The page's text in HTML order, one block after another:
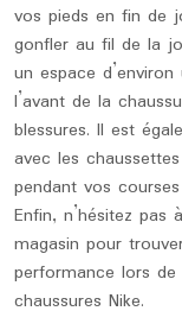
vos pieds en fin de
gonfler au fil de la
un espace
l’avant de la
blessures. Il est
avec les
pendant vos
Enfin, n’hésitez
magasin pour
performance lors
chaussures Nike.